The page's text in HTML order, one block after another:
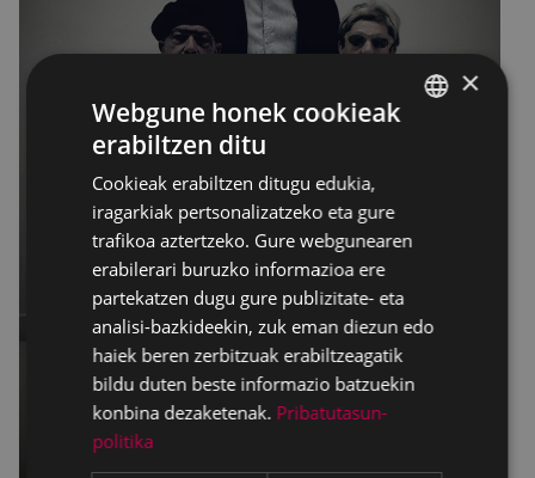
×
Webgune honek cookieak
erabiltzen ditu
Cookieak erabiltzen ditugu edukia,
iragarkiak pertsonalizatzeko eta gure
trafikoa aztertzeko. Gure webgunearen
erabilerari buruzko informazioa ere
partekatzen dugu gure publizitate- eta
analisi-bazkideekin, zuk eman diezun edo
haiek beren zerbitzuak erabiltzeagatik
bildu duten beste informazio batzuekin
konbina dezaketenak. Pribatutasun-
politika